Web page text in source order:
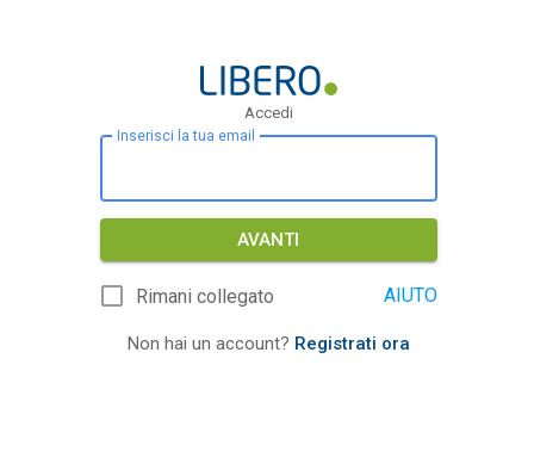
Accedi
Inserisci la tua email
AVANTI
Rimani collegato AIUTO
Non hai un account? Registrati ora